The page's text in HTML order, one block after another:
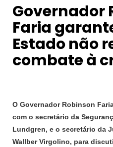
Governador
Faria
Estado não
combate à
O Governador Robinson
com o secretário da
Lundgren, e o secretário da
Wallber Virgolino, para